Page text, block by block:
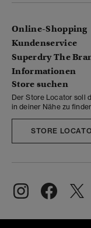
Online-Shopping
Kundenservice
Superdry The
Informationen
Store suchen
Der Store Locator soll
in deiner Nähe zu
STORE